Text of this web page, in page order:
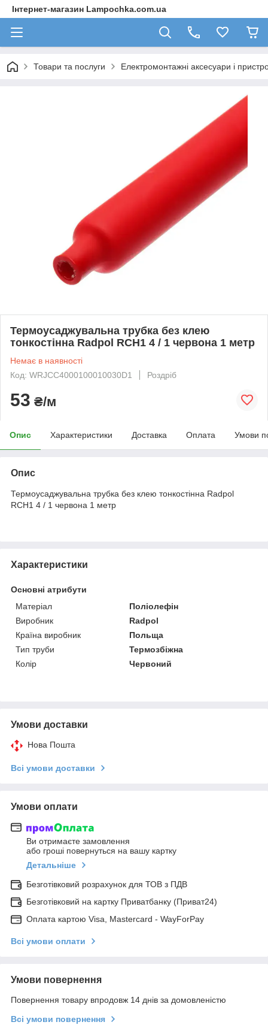
Інтернет-магазин Lampochka.com.ua
Товари та послуги Електромонтажні аксесуари і
Термоусаджувальна трубка без клею
тонкостінна Radpol RCH1 4 / 1 червона 1 метр
Немає в наявності
Код: WRJCC4000100010030D1
Роздріб
53 ₴/м
Опис Характеристики Доставка Оплата Умови
Опис
Термоусаджувальна трубка без клею тонкостінна Radpol
RCH1 4 / 1 червона 1 метр
Характеристики
Основні атрибути
Матеріал
Поліолефін
Виробник
Radpol
Країна виробник
Польща
Тип труби
Термозбіжна
Колір
Червоний
Умови доставки
Нова Пошта
Всі умови доставки
Умови оплати
Ви отримаєте замовлення
або гроші повернуться на вашу картку
Детальніше
Безготівковий розрахунок для ТОВ з ПДВ
Безготівковий на картку Приватбанку (Приват24)
Оплата картою Visa, Mastercard - WayForPay
Всі умови оплати
Умови повернення
Повернення товару впродовж 14 днів за домовленістю
Всі умови повернення